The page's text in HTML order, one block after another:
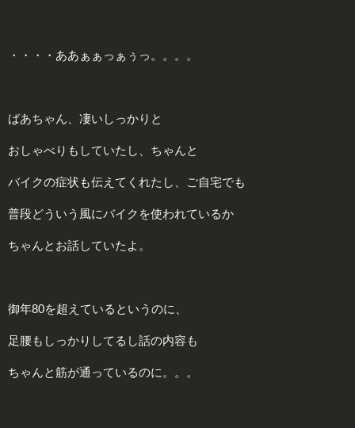
・・・・ああぁぁっぁぅっ。。。。
ばあちゃん、凄いしっかりと
おしゃべりもしていたし、ちゃんと
バイクの症状も伝えてくれたし、ご自宅でも
普段どういう風にバイクを使われているか
ちゃんとお話していたよ。
御年80を超えているというのに、
足腰もしっかりしてるし話の内容も
ちゃんと筋が通っているのに。。。